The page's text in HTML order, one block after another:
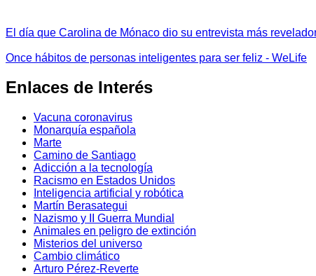
El día que Carolina de Mónaco dio su entrevista más
Once hábitos de personas inteligentes para ser feliz - WeLife
Enlaces de Interés
Vacuna coronavirus
Monarquía española
Marte
Camino de Santiago
Adicción a la tecnología
Racismo en Estados Unidos
Inteligencia artificial y robótica
Martín Berasategui
Nazismo y II Guerra Mundial
Animales en peligro de extinción
Misterios del universo
Cambio climático
Arturo Pérez-Reverte